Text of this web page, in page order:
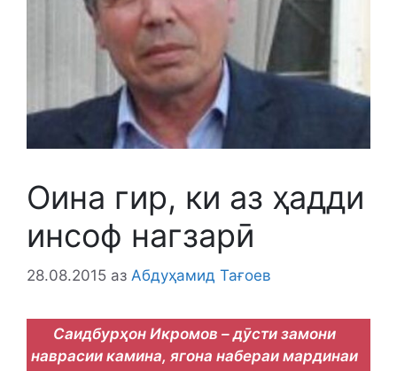
Оина гир, ки аз ҳадди
инсоф нагзарӣ
28.08.2015 аз Абдуҳамид Тағоев
Саидбурҳон Икромов – дӯсти замони
наврасии камина, ягона набераи мардинаи